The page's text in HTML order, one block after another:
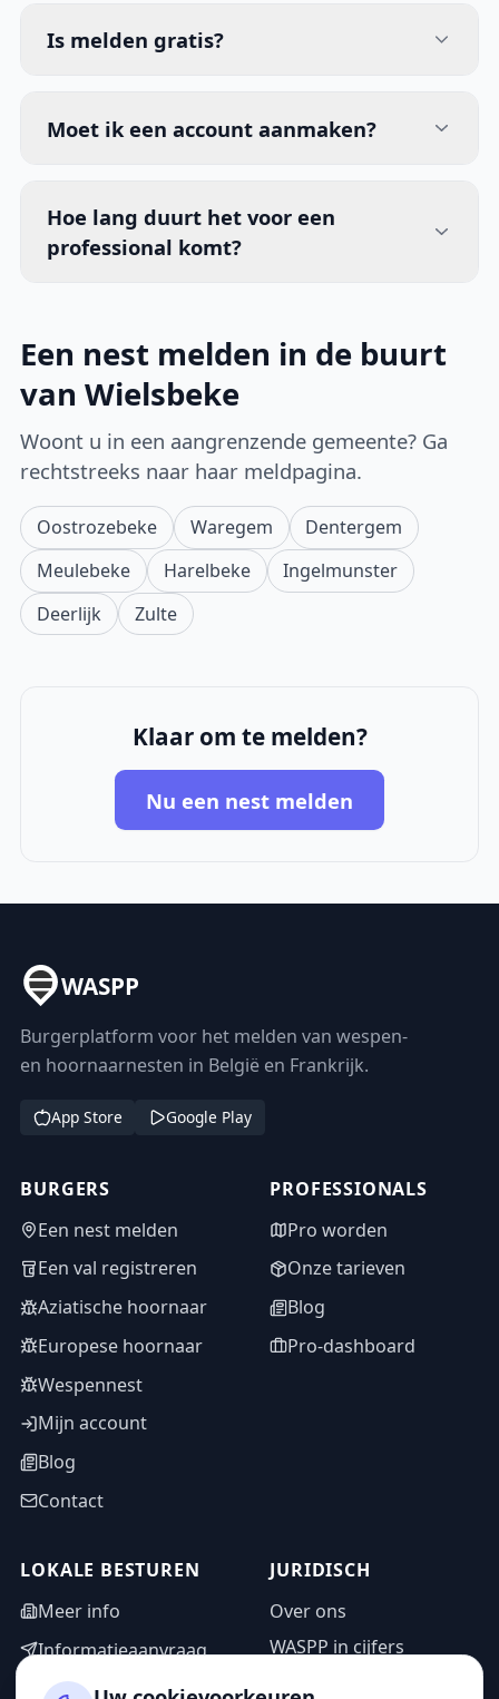
Is melden gratis?
Moet ik een account aanmaken?
Hoe lang duurt het voor een
professional komt?
Een nest melden in de buurt
van Wielsbeke
Woont u in een aangrenzende gemeente? Ga
rechtstreeks naar haar meldpagina.
Oostrozebeke Waregem
Dentergem
Meulebeke
Harelbeke
Ingelmunster
Deerlijk
Zulte
Klaar om te melden?
Nu een nest melden
WASPP
Burgerplatform voor het melden van wespen-
en hoornaarnesten in België en Frankrijk.
App Store Google Play
BURGERS
Een nest melden
Een val registreren
Aziatische hoornaar
Europese hoornaar
Wespennest
Mijn account
Blog
Contact
PROFESSIONALS
Pro worden
Onze tarieven
Blog
Pro-dashboard
LOKALE BESTUREN
Meer info
Informatieaanvraag
Adminzone
JURIDISCH
Over ons
WASPP in cijfers